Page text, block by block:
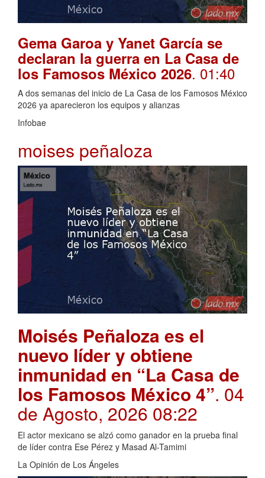
Gema Garoa y Yanet García se
declaran la guerra en La Casa de
los Famosos México 2026. 01:40
A dos semanas del inicio de La Casa de los Famosos México
2026 ya aparecieron los equipos y alianzas
Infobae
moises peñaloza
Moisés Peñaloza es el
nuevo líder y obtiene
inmunidad en “La Casa de
los Famosos México 4”. 04
de Agosto, 2026 08:22
El actor mexicano se alzó como ganador en la prueba final
de líder contra Ese Pérez y Masad Al-Tamimi
La Opinión de Los Ángeles